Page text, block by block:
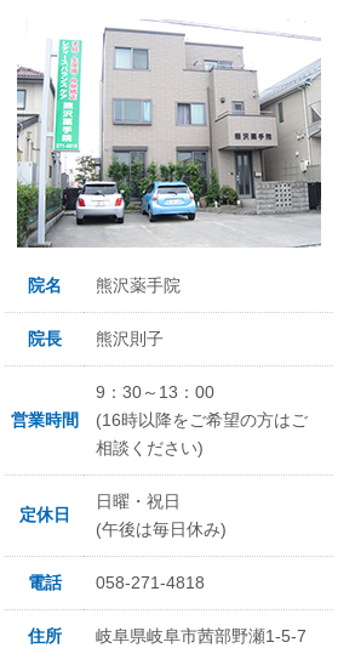
院名 熊沢薬手院
院長 熊沢則子
営業時間
9：30～13：00
(16時以降をご希望の方はご
相談ください)
定休日
日曜・祝日
(午後は毎日休み)
電話 058-271-4818
住所 岐阜県岐阜市茜部野瀬1-5-7